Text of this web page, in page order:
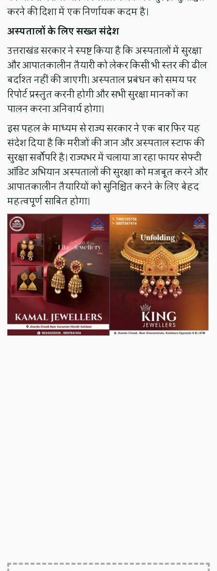
करने की दिशा में एक निर्णायक कदम है।
अस्पतालों के लिए सख्त संदेश
उत्तराखंड सरकार ने स्पष्ट किया है कि अस्पतालों में सुरक्षा
और आपातकालीन तैयारी को लेकर किसी भी स्तर की ढील
बर्दाश्त नहीं की जाएगी। अस्पताल प्रबंधन को समय पर
रिपोर्ट प्रस्तुत करनी होगी और सभी सुरक्षा मानकों का
पालन करना अनिवार्य होगा।
इस पहल के माध्यम से राज्य सरकार ने एक बार फिर यह
संदेश दिया है कि मरीजों की जान और अस्पताल स्टाफ की
सुरक्षा सर्वोपरि है। राज्यभर में चलाया जा रहा फायर सेफ्टी
ऑडिट अभियान अस्पतालों की सुरक्षा को मजबूत करने और
आपातकालीन तैयारियों को सुनिश्चित करने के लिए बेहद
महत्वपूर्ण साबित होगा।